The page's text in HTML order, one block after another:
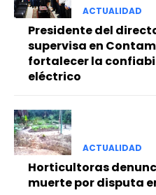
ACTUALIDAD
Presidente del
supervisa en
fortalecer la
eléctrico
ACTUALIDAD
Horticultoras
muerte por disputa